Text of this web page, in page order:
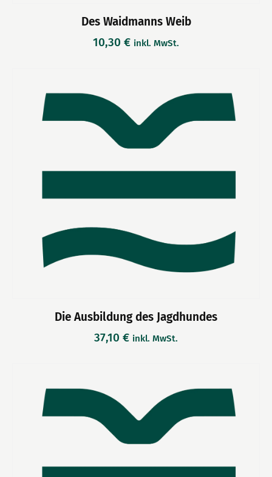
Des Waidmanns Weib
10,30 € inkl. MwSt.
Die Ausbildung des Jagdhundes
37,10 € inkl. MwSt.